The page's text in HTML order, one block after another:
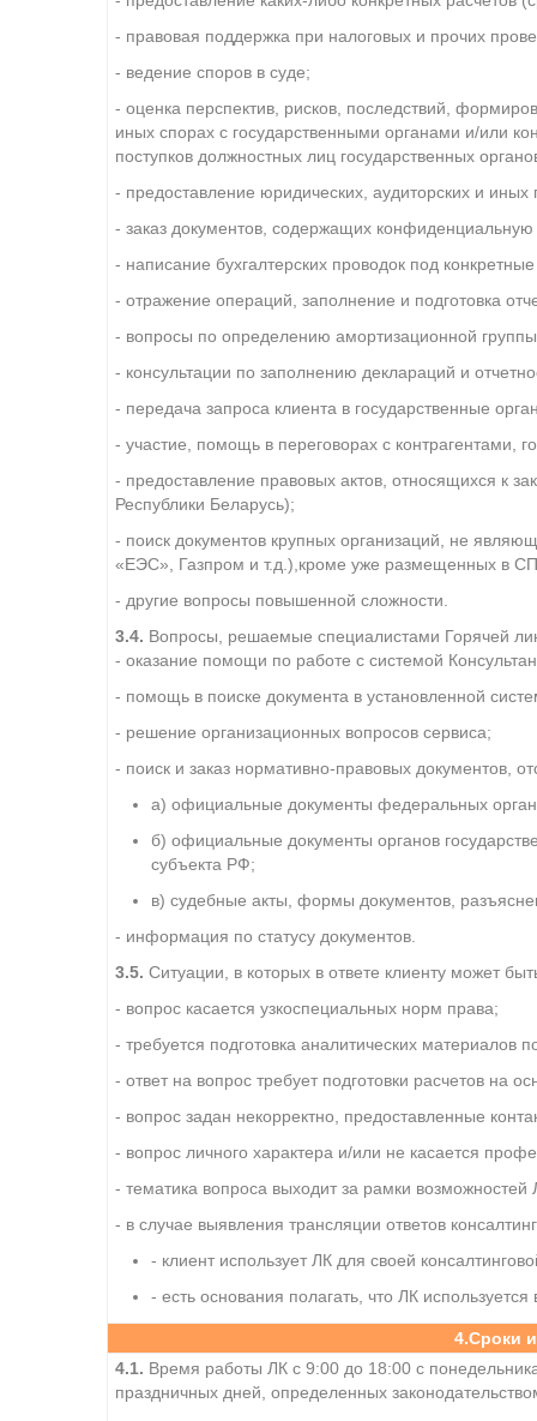
- правовая поддержка при налоговых и прочих
- ведение споров в суде;
- оценка перспектив, рисков, последствий,
иных спорах с государственными органами и/или
поступков должностных лиц государственных
- предоставление юридических, аудиторских и
- заказ документов, содержащих
- написание бухгалтерских проводок под
- отражение операций, заполнение и подготовка
- вопросы по определению амортизационной
- консультации по заполнению деклараций и
- передача запроса клиента в государственные
- участие, помощь в переговорах с контрагентами,
- предоставление правовых актов, относящихся к
Республики Беларусь);
- поиск документов крупных организаций, не
«ЕЭС», Газпром и т.д.),кроме уже размещенных в
- другие вопросы повышенной сложности.
3.4. Вопросы, решаемые специалистами Горячей
- оказание помощи по работе с системой
- помощь в поиске документа в установленной
- решение организационных вопросов сервиса;
- поиск и заказ нормативно-правовых документов,
а) официальные документы федеральных
б) официальные документы органов
субъекта РФ;
в) судебные акты, формы документов,
- информация по статусу документов.
3.5. Ситуации, в которых в ответе клиенту может
- вопрос касается узкоспециальных норм права;
- требуется подготовка аналитических
- ответ на вопрос требует подготовки расчетов на
- вопрос задан некорректно, предоставленные
- вопрос личного характера и/или не касается
- тематика вопроса выходит за рамки возможностей
- в случае выявления трансляции ответов
- клиент использует ЛК для своей
- есть основания полагать, что ЛК используется
4.Сроки
4.1. Время работы ЛК с 9:00 до 18:00 с
праздничных дней, определенных